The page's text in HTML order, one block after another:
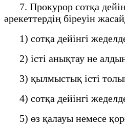
7. Прокурор сотқа
әрекеттердің біреуін
1) сотқа дейінгі
2) істі анықтау не алдын
3) қылмыстық істі толық
4) сотқа дейінгі
5) өз қалауы немесе